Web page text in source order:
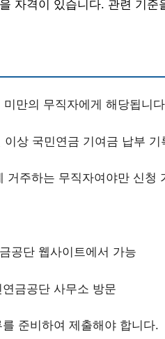
자격이 있습니다. 관련 기
만의 무직자에게 해당됩니
이상 국민연금 기여금 납부
거주하는 무직자여야만 신청
공단 웹사이트에서 가능
금공단 사무소 방문
준비하여 제출해야 합니다.